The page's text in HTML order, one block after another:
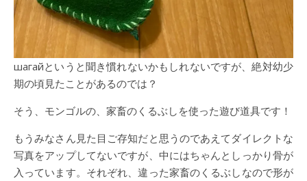
шагайというと聞き慣れないかもしれないですが、絶対幼少
期の頃見たことがあるのでは？
そう、モンゴルの、家畜のくるぶしを使った遊び道具です！
もうみなさん見た目ご存知だと思うのであえてダイレクトな
写真をアップしてないですが、中にはちゃんとしっかり骨が
入っています。それぞれ、違った家畜のくるぶしなので形が